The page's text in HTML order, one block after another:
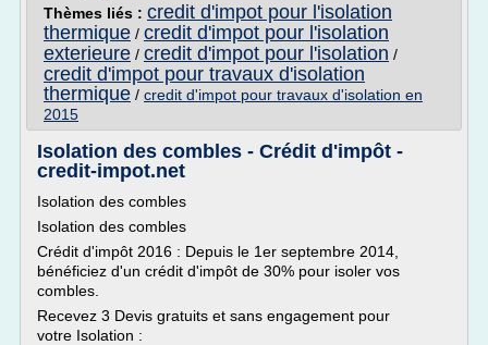
Thèmes liés : credit d'impot pour l'isolation
thermique / credit d'impot pour l'isolation
exterieure / credit d'impot pour l'isolation /
credit d'impot pour travaux d'isolation
thermique / credit d'impot pour travaux d'isolation en
2015
Isolation des combles - Crédit d'impôt -
credit-impot.net
Isolation des combles
Isolation des combles
Crédit d'impôt 2016 : Depuis le 1er septembre 2014,
bénéficiez d'un crédit d'impôt de 30% pour isoler vos
combles.
Recevez 3 Devis gratuits et sans engagement pour
votre Isolation :